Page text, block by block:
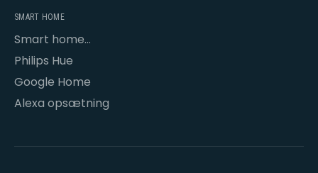
SMART HOME
Smart home
opsætning
Philips Hue
Google Home
Alexa opsætning